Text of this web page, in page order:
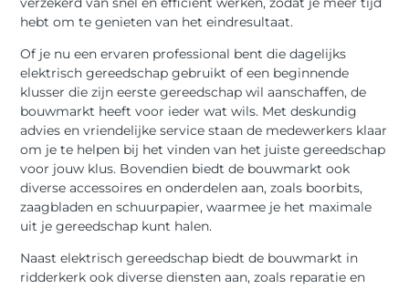
hebt om te genieten van het eindresultaat.
Of je nu een ervaren professional bent die dagelijks
elektrisch gereedschap gebruikt of een beginnende
klusser die zijn eerste gereedschap wil aanschaffen, de
bouwmarkt heeft voor ieder wat wils. Met deskundig
advies en vriendelijke service staan de medewerkers klaar
om je te helpen bij het vinden van het juiste gereedschap
voor jouw klus. Bovendien biedt de bouwmarkt ook
diverse accessoires en onderdelen aan, zoals boorbits,
zaagbladen en schuurpapier, waarmee je het maximale
uit je gereedschap kunt halen.
Naast elektrisch gereedschap biedt de bouwmarkt in
ridderkerk ook diverse diensten aan, zoals reparatie en